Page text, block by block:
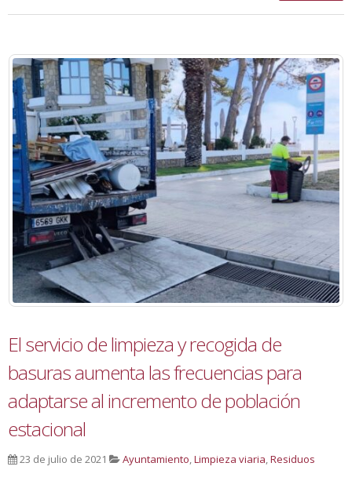
El servicio de limpieza y recogida de
basuras aumenta las frecuencias para
adaptarse al incremento de población
estacional
23 de julio de 2021 Ayuntamiento,Limpieza viaria,Residuos